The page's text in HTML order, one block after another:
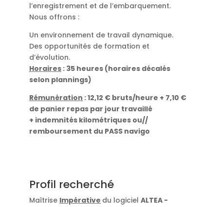
l’enregistrement et de l’embarquement.
Nous offrons :
Un environnement de travail dynamique.
Des opportunités de formation et
d’évolution.
Horaires : 35 heures (horaires décalés
selon plannings)
Rémunération : 12,12 € bruts/heure + 7,10 €
de panier repas par jour travaillé
+ indemnités kilométriques ou//
remboursement du PASS navigo
Profil recherché
Maîtrise Impérative du logiciel ALTEA -